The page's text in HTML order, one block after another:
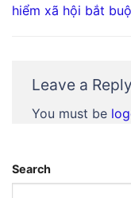
hiểm xã hội bắt
Leave a Reply
You must be
Search